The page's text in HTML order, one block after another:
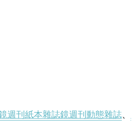
週刊紙本雜誌鏡週刊動態雜誌、